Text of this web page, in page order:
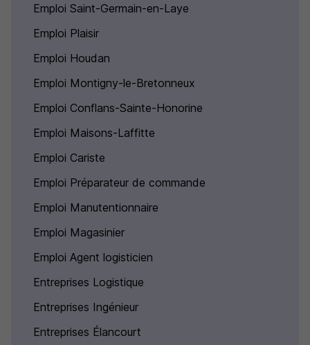
Emploi Saint-Germain-en-Laye
Emploi Plaisir
Emploi Houdan
Emploi Montigny-le-Bretonneux
Emploi Conflans-Sainte-Honorine
Emploi Maisons-Laffitte
Emploi Cariste
Emploi Préparateur de commande
Emploi Manutentionnaire
Emploi Magasinier
Emploi Agent logisticien
Entreprises Logistique
Entreprises Ingénieur
Entreprises Élancourt